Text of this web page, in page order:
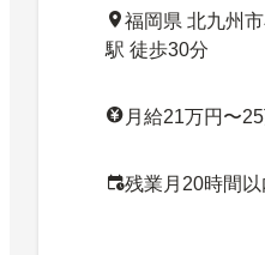
福岡県 北九州
駅 徒歩30分
月給21万円〜
残業月20時間以